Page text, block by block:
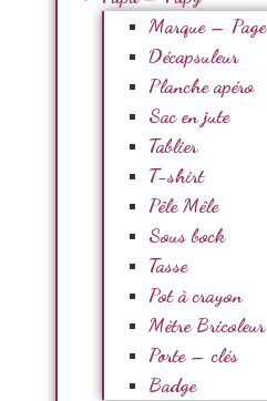
Marque – Page
Décapsuleur
Planche apéro
Sac en jute
Tablier
T-shirt
Pêle Mêle
Sous bock
Tasse
Pot à crayon
Mètre Bricoleur
Porte – clés
Badge